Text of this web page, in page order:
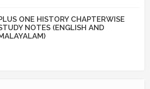
ONE HISTORY CHAPTERWISE
NOTES (ENGLISH AND